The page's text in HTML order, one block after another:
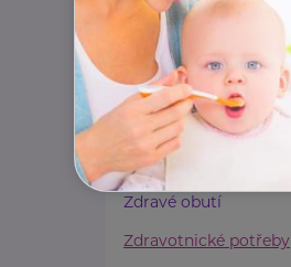
Zaměstnávání osob ze
zdravotním
postižením
Lázeňství a wellness
Zdravé spaní a sezení
Zdravé obutí
Zdravotnické potřeby